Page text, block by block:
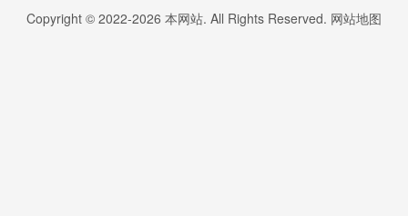
Copyright © 2022-2026 本网站. All Rights Reserved. 网站地图